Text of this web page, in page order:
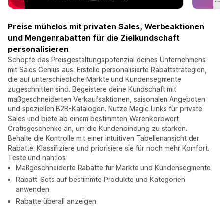
Preise mühelos mit privaten Sales, Werbeaktionen
und Mengenrabatten für die Zielkundschaft
personalisieren
Schöpfe das Preisgestaltungspotenzial deines Unternehmens
mit Sales Genius aus. Erstelle personalisierte Rabattstrategien,
die auf unterschiedliche Märkte und Kundensegmente
zugeschnitten sind. Begeistere deine Kundschaft mit
maßgeschneiderten Verkaufsaktionen, saisonalen Angeboten
und speziellen B2B-Katalogen. Nutze Magic Links für private
Sales und biete ab einem bestimmten Warenkorbwert
Gratisgeschenke an, um die Kundenbindung zu stärken.
Behalte die Kontrolle mit einer intuitiven Tabellenansicht der
Rabatte. Klassifiziere und priorisiere sie für noch mehr Komfort.
Teste und nahtlos
Maßgeschneiderte Rabatte für Märkte und Kundensegmente
Rabatt-Sets auf bestimmte Produkte und Kategorien
anwenden
Rabatte überall anzeigen